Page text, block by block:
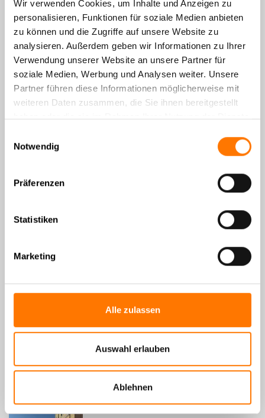
Wir verwenden Cookies, um Inhalte und Anzeigen zu
personalisieren, Funktionen für soziale Medien anbieten
zu können und die Zugriffe auf unsere Website zu
analysieren. Außerdem geben wir Informationen zu Ihrer
Verwendung unserer Website an unsere Partner für
soziale Medien, Werbung und Analysen weiter. Unsere
Partner führen diese Informationen möglicherweise mit
weiteren Daten zusammen, die Sie ihnen bereitgestellt
haben oder die sie im Rahmen Ihrer Nutzung der Dienste
Notwendig
Präferenzen
Statistiken
Marketing
Alle zulassen
Auswahl erlauben
Ablehnen
Detektei Lentz auf Instagram
Meet Kai – dein digitaler Berater®!
es smarte Lösungen, die dir rund um die Uhr zur Seite
detektivische Fragestellungen entwickelt und hilft dir
hier weiterlesen
Observation in Kroatien